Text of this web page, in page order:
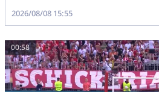
2026/08/08 15:55
00:58